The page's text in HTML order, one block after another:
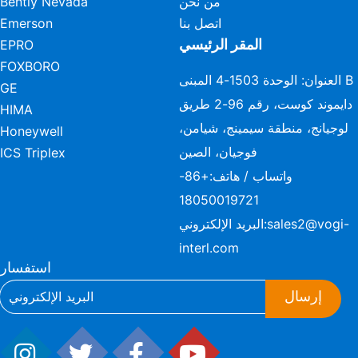
Emerson
EPRO
FOXBORO
GE
HIMA
Honeywell
ICS Triplex
اتصل بنا
المقر الرئيسي
العنوان: الوحدة 1503-4 المبنى B
دايموند كوست، رقم 96-2 طريق
لوجيانج، منطقة سيمينج، شيامن،
فوجيان، الصين
واتساب / هاتف:
+86-
18050019721
البريد الإلكتروني:sales2@vogi-
interl.com
استفسار
إرسال